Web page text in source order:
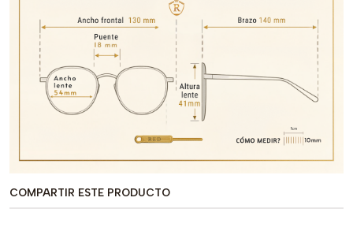
COMPARTIR ESTE PRODUCTO